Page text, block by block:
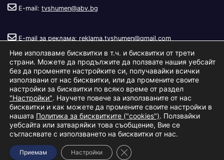
E-mail: tvshumen@abv.bg
E-mail за реклама: reklama.tvshumen@gmail.com
Copyright © 2026Телевизия Шумен.|Изработка: S.I.T Solutions
Ltd.
За насРекламаУсловия за ползване
Политика за бисквитки
Ние използваме бисквитки в т.ч. и бисквитки от трети
страни. Можете да продължите да ползвате нашия уебсайт
без да променяте настройките си, получавайки всички
използвани от нас бисквитки, или да промените своите
настройки за бисквитки по всяко време от раздел
"Настройки". Научете повече за използваните от нас
бисквитки и как можете да промените своите настройки в
нашата Политика за бисквитките ("cookies"). Ползвайки
уебсайта или затваряйки това съобщение, Вие се
съгласявате с използването на бисквитки от нас.
Приемам Настройки Close GDPR Cookie Banner